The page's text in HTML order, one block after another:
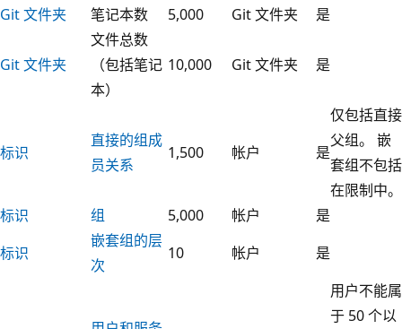
Git 文件夹
笔记本数 5,000 Git 文件夹 是
Git 文件夹
文件总数
（包括笔记
本）
10,000 Git 文件夹 是
标识
直接的组成
员关系
1,500 帐户 是
仅包括直接
父组。 嵌
套组不包括
在限制中。
标识
组 5,000 帐户
是
标识
嵌套组的层
次
10 帐户 是
用户不能属
于 50 个以